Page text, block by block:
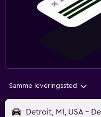
Samme leveringssted
Detroit, MI, USA -